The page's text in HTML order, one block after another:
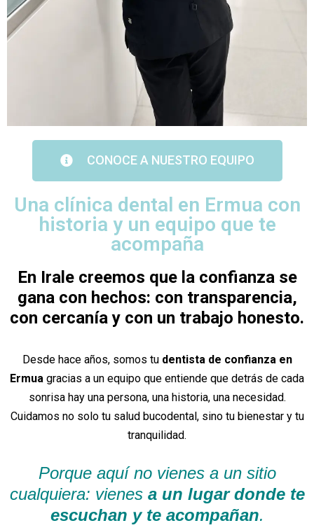
CONOCE A NUESTRO EQUIPO
Una clínica dental en Ermua con
historia y un equipo que te
acompaña
En Irale creemos que la confianza se
gana con hechos: con transparencia,
con cercanía y con un trabajo honesto.
Desde hace años, somos tu dentista de confianza en
Ermua gracias a un equipo que entiende que detrás de cada
sonrisa hay una persona, una historia, una necesidad.
Cuidamos no solo tu salud bucodental, sino tu bienestar y tu
tranquilidad.
Porque aquí no vienes a un sitio
cualquiera: vienes a un lugar donde te
escuchan y te acompañan.